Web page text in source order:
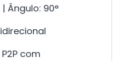
Ângulo: 90°
P2P com